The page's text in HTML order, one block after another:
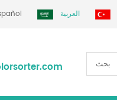
العربية